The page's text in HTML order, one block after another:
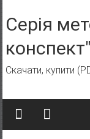
Серія
конспект"
Скачати, купити